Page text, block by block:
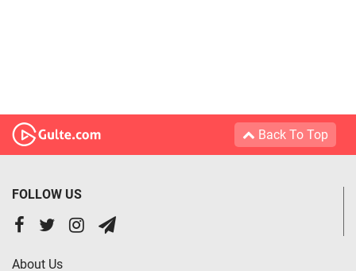
Back To Top
FOLLOW US
About Us